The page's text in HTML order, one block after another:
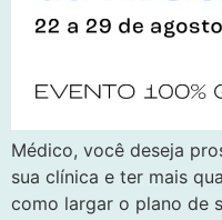
Médico, você deseja
sua clínica e ter mais
como largar o plano de